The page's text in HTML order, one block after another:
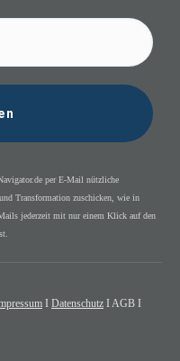
per E-Mail nützliche
Transformation zuschicken, wie in
jederzeit mit nur einem Klick auf den
I Datenschutz I AGB I